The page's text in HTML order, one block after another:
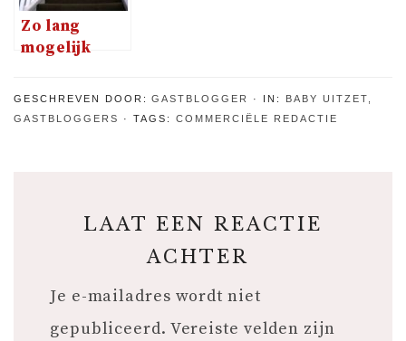
Zo lang
mogelijk
blijven?
GESCHREVEN DOOR: GASTBLOGGER IN: BABY UITZET
GASTBLOGGERS
TAGS: COMMERCIËLE REDACTIE
LAAT EEN REACTIE
ACHTER
Je e-mailadres wordt niet
gepubliceerd. Vereiste velden zijn